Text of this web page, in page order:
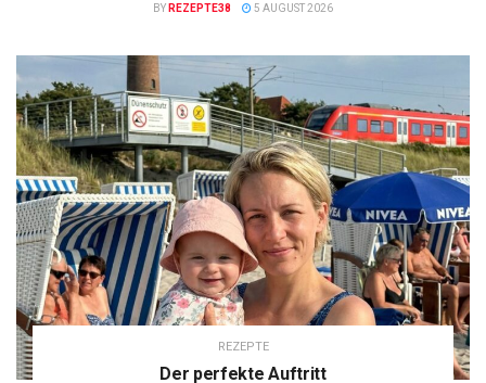
BY REZEPTE38 5 AUGUST 2026
REZEPTE
Der perfekte Auftritt